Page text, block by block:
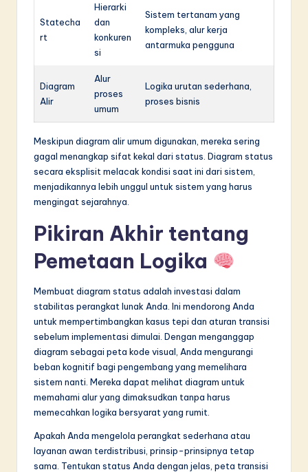
Statecha
rt
Hierarki
dan
konkuren
si
Sistem tertanam yang
kompleks, alur kerja
antarmuka pengguna
Diagram
Alir
Alur
proses
umum
Logika urutan sederhana,
proses bisnis
Meskipun diagram alir umum digunakan, mereka sering
gagal menangkap sifat kekal dari status. Diagram status
secara eksplisit melacak kondisi saat ini dari sistem,
menjadikannya lebih unggul untuk sistem yang harus
mengingat sejarahnya.
Pikiran Akhir tentang
Pemetaan Logika
Membuat diagram status adalah investasi dalam
stabilitas perangkat lunak Anda. Ini mendorong Anda
untuk mempertimbangkan kasus tepi dan aturan transisi
sebelum implementasi dimulai. Dengan menganggap
diagram sebagai peta kode visual, Anda mengurangi
beban kognitif bagi pengembang yang memelihara
sistem nanti. Mereka dapat melihat diagram untuk
memahami alur yang dimaksudkan tanpa harus
memecahkan logika bersyarat yang rumit.
Apakah Anda mengelola perangkat sederhana atau
layanan awan terdistribusi, prinsip-prinsipnya tetap
sama. Tentukan status Anda dengan jelas, peta transisi